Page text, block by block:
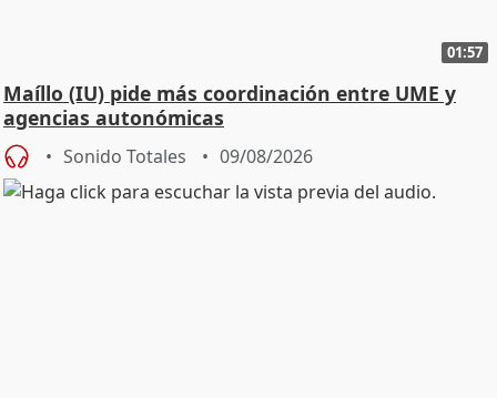
01:57
Maíllo (IU) pide más coordinación entre UME y
agencias autonómicas
Sonido Totales 09/08/2026